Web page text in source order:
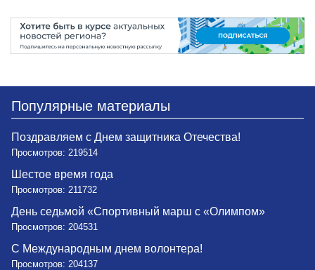
Популярные материалы
Поздравляем с Днем защитника Отечества!
Просмотров: 219514
Шестое время года
Просмотров: 211732
День седьмой «Спортивный марш с «Олимпом»
Просмотров: 204531
С Международным днем волонтера!
Просмотров: 204137